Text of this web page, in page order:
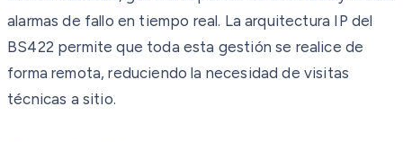
alarmas de fallo en tiempo real. La arquitectura IP del
BS422 permite que toda esta gestión se realice de
forma remota, reduciendo la necesidad de visitas
técnicas a sitio.